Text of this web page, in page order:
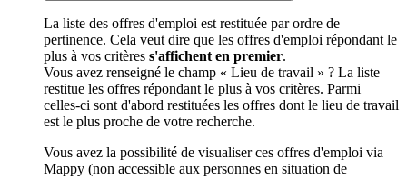
La liste des offres d'emploi est restituée par ordre de
pertinence. Cela veut dire que les offres d'emploi répondant le
plus à vos critères s'affichent en premier.
Vous avez renseigné le champ « Lieu de travail » ? La liste
restitue les offres répondant le plus à vos critères. Parmi
celles-ci sont d'abord restituées les offres dont le lieu de travail
est le plus proche de votre recherche.
Vous avez la possibilité de visualiser ces offres d'emploi via
Mappy (non accessible aux personnes en situation de